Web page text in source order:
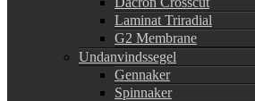
Laminat Triradial
G2 Membrane
Undanvindssegel
Gennaker
Spinnaker